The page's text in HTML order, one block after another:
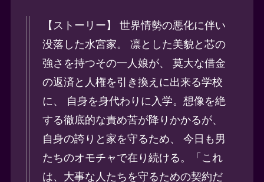
【ストーリー】 世界情勢の悪化に伴い
没落した水宮家。 凛とした美貌と芯の
強さを持つその一人娘が、 莫大な借金
の返済と人権を引き換えに出来る学校
に、 自身を身代わりに入学。想像を絶
する徹底的な責め苦が降りかかるが、
自身の誇りと家を守るため、 今日も男
たちのオモチャで在り続ける。「これ
は、大事な人たちを守るための契約だ